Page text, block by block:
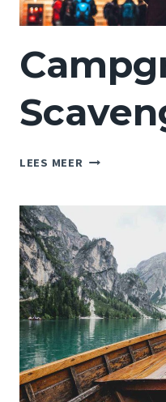
LEES MEER CAMPGROUND